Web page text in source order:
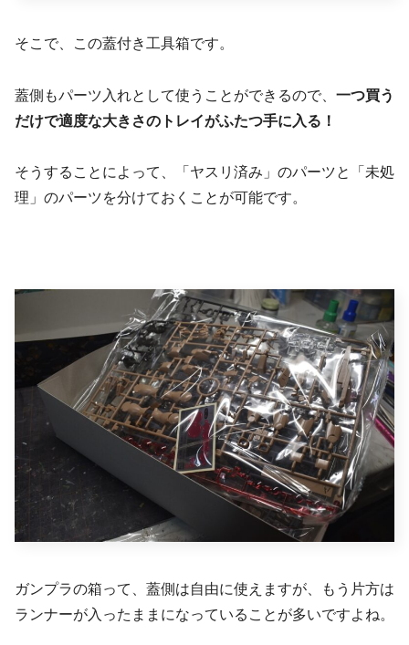
そこで、この蓋付き工具箱です。
蓋側もパーツ入れとして使うことができるので、 一つ買う
だけで適度な大きさのトレイがふたつ手に入る！
そうすることによって、「ヤスリ済み」のパーツと「未処
理」のパーツを分けておくことが可能です。
ガンプラの箱って、蓋側は自由に使えますが、もう片方は
ランナーが入ったままになっていることが多いですよね。